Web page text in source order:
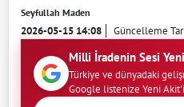
Seyfullah Maden
2026-05-15 14:08 Güncelleme
Milli İradenin Sesi
Türkiye ve dünyadaki
Google listenize Yeni